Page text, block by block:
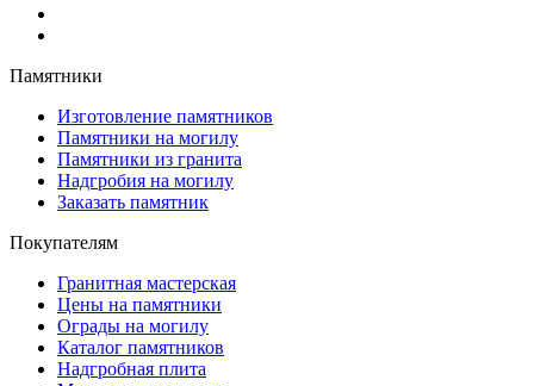
Памятники
Изготовление памятников
Памятники на могилу
Памятники из гранита
Надгробия на могилу
Заказать памятник
Покупателям
Гранитная мастерская
Цены на памятники
Ограды на могилу
Каталог памятников
Надгробная плита